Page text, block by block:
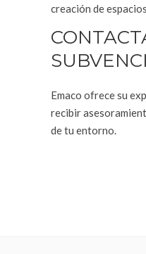
creación de
Emaco ofrece su
recibir
de tu entorno.